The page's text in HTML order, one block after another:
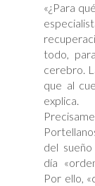
«¿Para
todo,
cerebro.
que al
explica.
del
día
Por ello,